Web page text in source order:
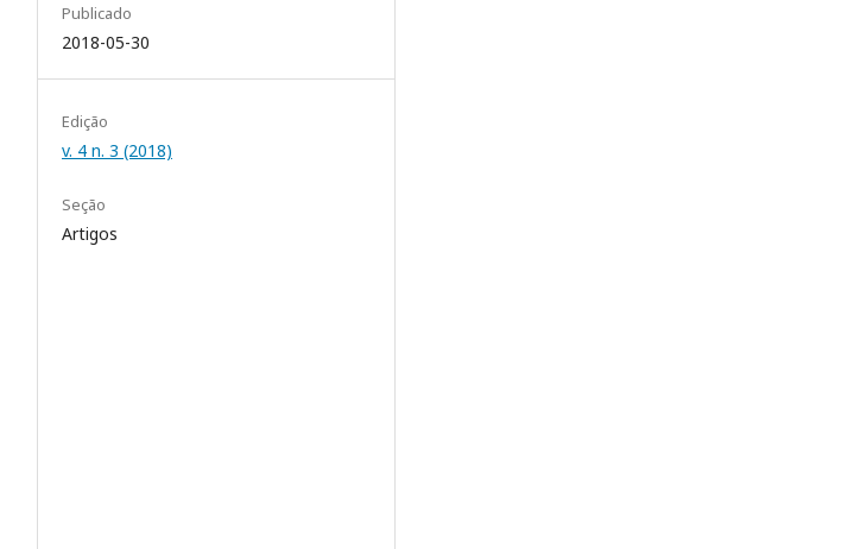
Publicado
2018-05-30
Edição
v. 4 n. 3 (2018)
Seção
Artigos